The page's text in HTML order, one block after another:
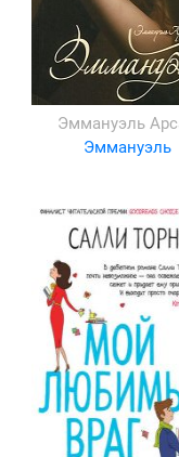
Эммануэль
Эммануэль